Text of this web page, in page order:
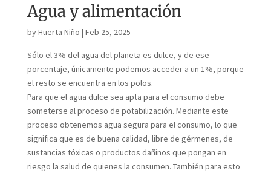
Agua y alimentación
byHuerta Niño | Feb 25, 2025
Sólo el 3% del agua del planeta es dulce, y de ese
porcentaje, únicamente podemos acceder a un 1%, porque
el resto se encuentra en los polos.
Para que el agua dulce sea apta para el consumo debe
someterse al proceso de potabilización. Mediante este
proceso obtenemos agua segura para el consumo, lo que
significa que es de buena calidad, libre de gérmenes, de
sustancias tóxicas o productos dañinos que pongan en
riesgo la salud de quienes la consumen. También para esto